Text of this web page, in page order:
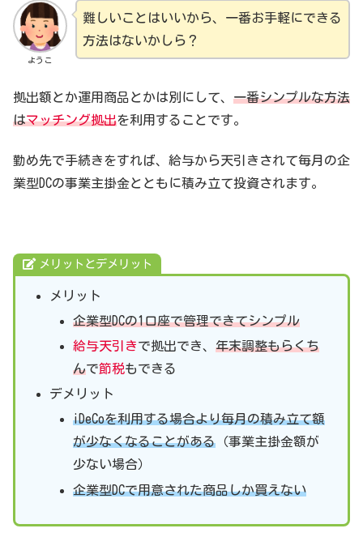
ようこ
難しいことはいいから、一番お手軽にできる
方法はないかしら？
拠出額とか運用商品とかは別にして、 一番シンプルな方法
はマッチング拠出を利用することです。
勤め先で手続きをすれば、給与から天引きされて毎月の企
業型DCの事業主掛金とともに積み立て投資されます。
メリットとデメリット
メリット
企業型DCの1口座で管理できてシンプル
給与天引きで拠出でき、年末調整もらくち
んで節税もできる
デメリット
iDeCoを利用する場合より毎月の積み立て額
が少なくなることがある （事業主掛金額が
少ない場合）
企業型DCで用意された商品しか買えない